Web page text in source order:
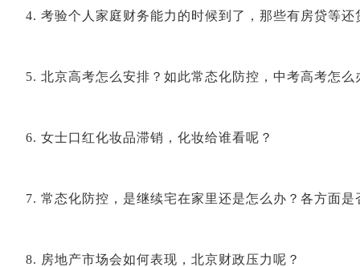
4. 考验个人家庭财务能力的时候到了，那些有房贷等
5. 北京高考怎么安排？如此常态化防控，中考高考怎
6. 女士口红化妆品滞销，化妆给谁看呢？
7. 常态化防控，是继续宅在家里还是怎么办？各方面
8. 房地产市场会如何表现，北京财政压力呢？